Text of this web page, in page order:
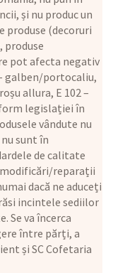
și nu produc un
produse (decoruri
produse
pot afecta negativ
galben/portocaliu,
allura, E 102 –
legislației în
vândute nu
sunt în
de calitate
reparații
dacă ne aduceți
incintele sediilor
Se va încerca
între părți, a
și SC Cofetaria